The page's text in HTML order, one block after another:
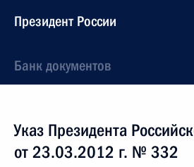
Президент России
Банк документов
Указ Президента
от 23.03.2012 г. № 332